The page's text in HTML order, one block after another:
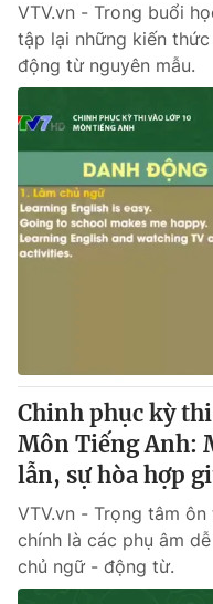
VTV.vn - Trong buổi
tập lại những kiến
động từ nguyên mẫu.
Chinh phục kỳ
Môn Tiếng Anh:
lẫn, sự hòa hợp
VTV.vn - Trọng tâm
chính là các phụ âm
chủ ngữ - động từ.